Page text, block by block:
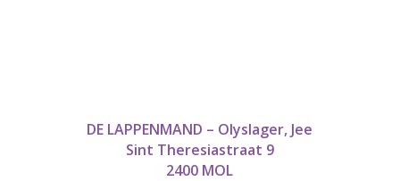
DE LAPPENMAND – Olyslager, Jee
Sint Theresiastraat 9
2400 MOL